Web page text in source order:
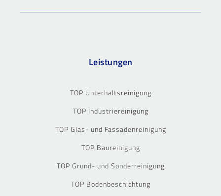
Leistungen
TOP Unterhaltsreinigung
TOP Industriereinigung
TOP Glas- und Fassadenreinigung
TOP Baureinigung
TOP Grund- und Sonderreinigung
TOP Bodenbeschichtung